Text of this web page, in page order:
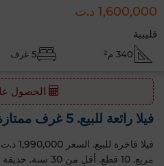
1,600,000 د.ت
قليبية
340 م² 5 غرف
الحصول
فيلا رائعة للبيع. 5 غرف ممتازة. حديقة وشرفة
مربع. 10 قطع. أقل من 30 سنة. حديقة وشرفة من أجل الإستمتاع.